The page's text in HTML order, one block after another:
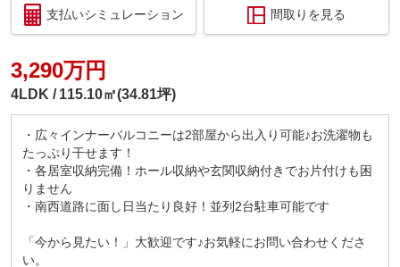
支払いシミュレーション 間取りを見る
3,290万円
4LDK 115.10㎡(34.81坪)
・広々インナーバルコニーは2部屋から出入り可能♪お洗濯物も
たっぷり干せます！
・各居室収納完備！ホール収納や玄関収納付きでお片付けも困
りません
・南西道路に面し日当たり良好！並列2台駐車可能です
「今から見たい！」大歓迎です♪お気軽にお問い合わせくださ
い。